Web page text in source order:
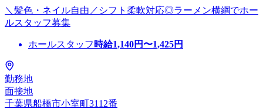
＼髪色・ネイル自由／シフト柔軟対応◎ラーメン横綱でホー
ルスタッフ募集
ホールスタッフ 時給1,140円〜1,425円
勤務地
面接地
千葉県船橋市小室町3112番